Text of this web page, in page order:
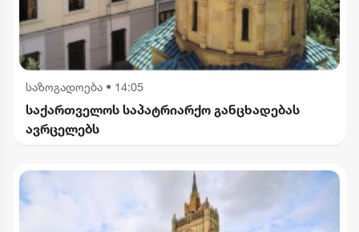
საზოგადოება • 14:05
საქართველოს საპატრიარქო განცხადებას
ავრცელებს